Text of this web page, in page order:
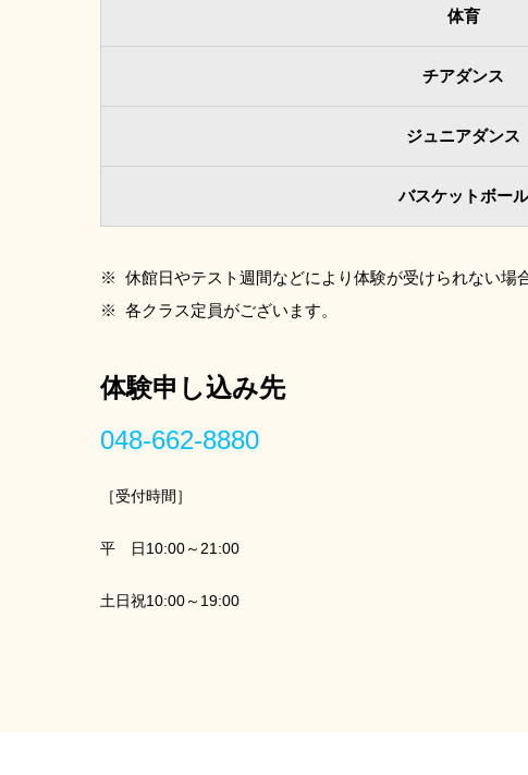
体育
チアダンス
ジュニアダンス
バスケットボール
※ 休館日やテスト週間などにより体験が受けられない
※ 各クラス定員がございます。
体験申し込み先
048-662-8880
［受付時間］
平 日10:00～21:00
土日祝10:00～19:00